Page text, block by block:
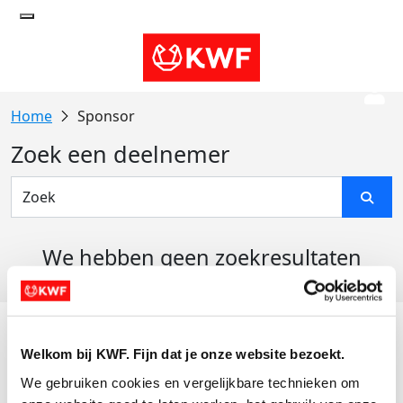
Welkom bij KWF. Fijn dat je onze website bezoekt.
We gebruiken cookies en vergelijkbare technieken om
Sponsor
Zoek een deelnemer
We hebben geen zoekresultaten
Actiematerialen
Evenementen